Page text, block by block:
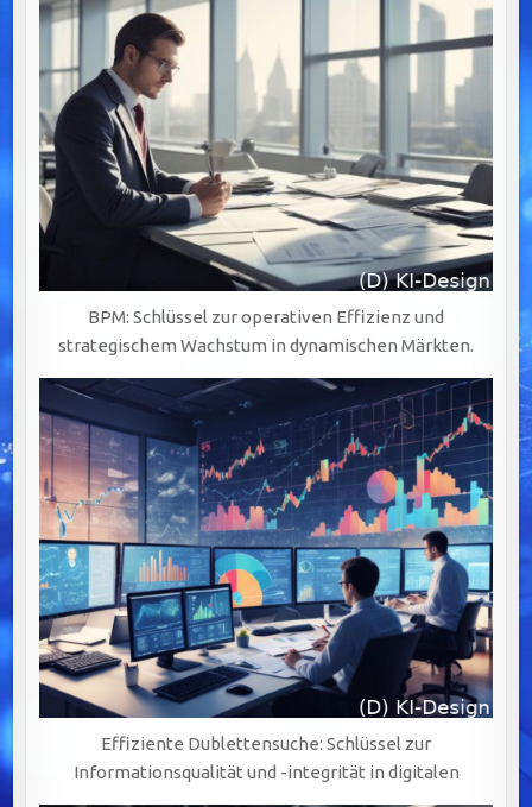
BPM: Schlüssel zur operativen Effizienz und
strategischem Wachstum in dynamischen Märkten.
Effiziente Dublettensuche: Schlüssel zur
Informationsqualität und -integrität in digitalen